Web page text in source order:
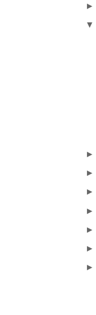
►
▼
►
►
►
►
►
►
►